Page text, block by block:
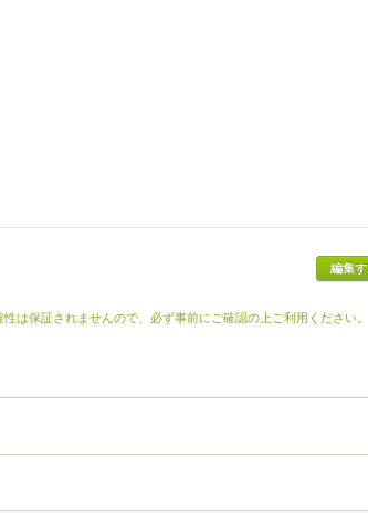
は保証されませんので、必ず事前にご確認の上ご利用ください。